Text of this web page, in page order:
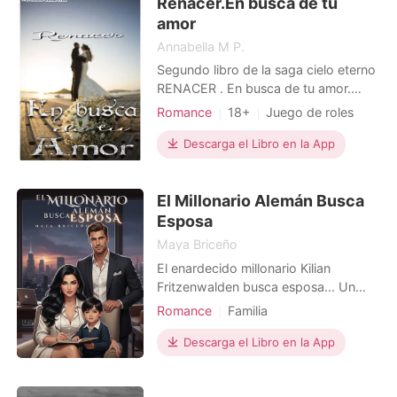
le importó fijarse en él. S
amor
Annabella M P.
Segundo libro de la saga cielo eterno
RENACER . En busca de tu amor.
Luego de ser despreciada por el
peor de las mujeres .Kiara Rossi.
Sumergida en la depresion, resurge
empoderada empresaria como Kiara
De la Rosa.. Él, después d
Romance 18+
Juego de roles
Matromonio arreglado
Embarazo
CEO
Descarga el Libro en la App
El Millonario Alemán Busca
Esposa
Maya Briceño
El enardecido millonario Kilian
Fritzenwalden busca esposa... Un
encantador CEO de residencia
de una esposa. ¿Logrará encontrarla?
A su vez; una hermosa mujer latina,
Romance
Familia
Matromonio arreglado
Embarazo
Bebé
Hermoso
Descarga el Libro en la App